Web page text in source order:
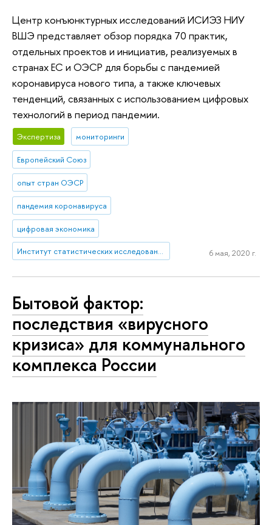
Центр конъюнктурных исследований ИСИЭЗ НИУ
ВШЭ представляет обзор порядка 70 практик,
отдельных проектов и инициатив, реализуемых в
странах ЕС и ОЭСР для борьбы с пандемией
коронавируса нового типа, а также ключевых
тенденций, связанных с использованием цифровых
технологий в период пандемии.
Экспертиза мониторинги
Европейский Союз
опыт стран ОЭСР
пандемия коронавируса
цифровая экономика
Институт статистических исследований и экономики знаний 6 мая, 2020 г.
Бытовой фактор:
последствия «вирусного
кризиса» для коммунального
комплекса России